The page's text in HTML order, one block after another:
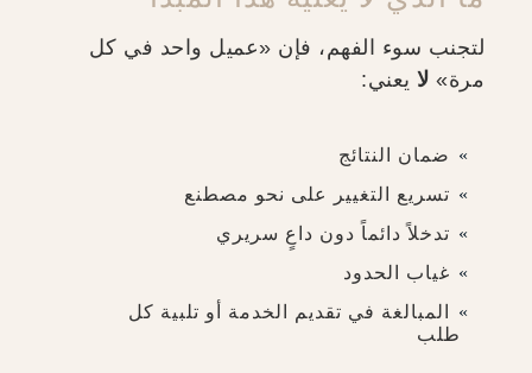
لتجنب سوء الفهم، فإن «عميل واحد في كل
مرة» لا يعني:
ضمان النتائج
تسريع التغيير على نحو مصطنع
تدخلاً دائماً دون داعٍ سريري
غياب الحدود
المبالغة في تقديم الخدمة أو تلبية كل
طلب